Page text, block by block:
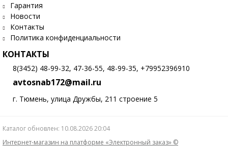
Гарантия
Новости
Контакты
Политика конфиденциальности
КОНТАКТЫ
8(3452) 48-99-32, 47-36-55, 48-99-35, +79952396910
avtosnab172@mail.ru
г. Тюмень, улица Дружбы, 211 строение 5
Каталог обновлен: 10.08.2026 20:04
Интернет-магазин на платформе «Электронный заказ» ©